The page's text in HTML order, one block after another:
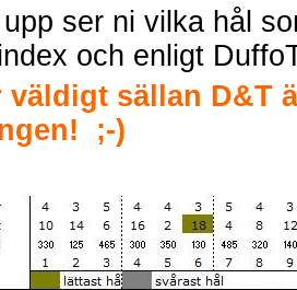
ser ni vilka hål
och enligt
väldigt sällan D&T
;-)